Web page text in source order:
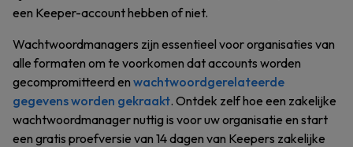
een Keeper-account hebben of niet.
Wachtwoordmanagers zijn essentieel voor organisaties van
alle formaten om te voorkomen dat accounts worden
gecompromitteerd en wachtwoordgerelateerde
gegevens worden gekraakt. Ontdek zelf hoe een zakelijke
wachtwoordmanager nuttig is voor uw organisatie en start
een gratis proefversie van 14 dagen van Keepers zakelijke